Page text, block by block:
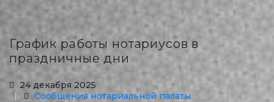
График работы нотариусов в
праздничные дни
24 декабря 2025
Сообщения нотариальной палаты